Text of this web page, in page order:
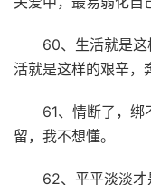
60、生活就是
活就是这样的艰辛，
61、情断了，绑
留，我不想懂。
62、平平淡淡